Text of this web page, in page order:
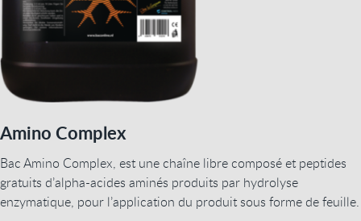
Amino Complex
Bac Amino Complex, est une chaîne libre composé et peptides
gratuits d’alpha-acides aminés produits par hydrolyse
enzymatique, pour l’application du produit sous forme de feuille.